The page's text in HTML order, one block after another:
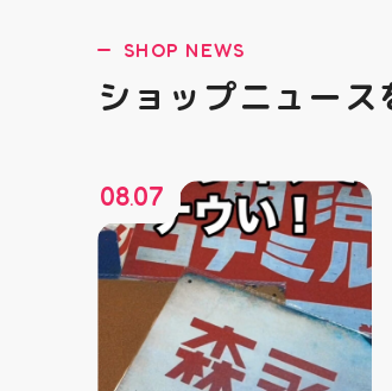
SHOP NEWS
ショップニュース
08.07